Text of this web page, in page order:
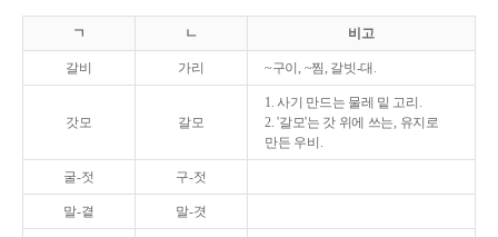
ㄱ ㄴ 비고
갈비 가리 ~구이, ~찜, 갈빗-대.
갓모 갈모
1. 사기 만드는 물레 밑 고리.
2. '갈모'는 갓 위에 쓰는, 유지로
만든 우비.
굴-젓 구-젓
말-곁 말-겻